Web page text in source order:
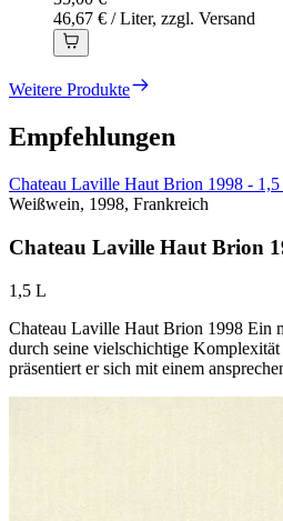
46,67 € / Liter, zzgl. Versand
Weitere Produkte
Empfehlungen
Chateau Laville Haut Brion 1998 - 1,5
Weißwein, 1998, Frankreich
Chateau Laville Haut Brion
1,5 L
Chateau Laville Haut Brion 1998 Ein
durch seine vielschichtige
präsentiert er sich mit einem